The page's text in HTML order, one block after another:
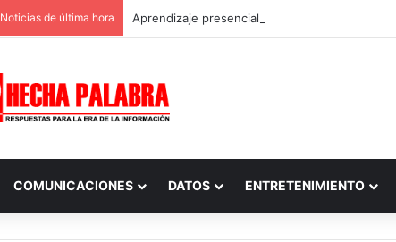
Noticias de última hora Aprendizaje presencial vs. por internet
COMUNICACIONES DATOS ENTRETENIMIENTO